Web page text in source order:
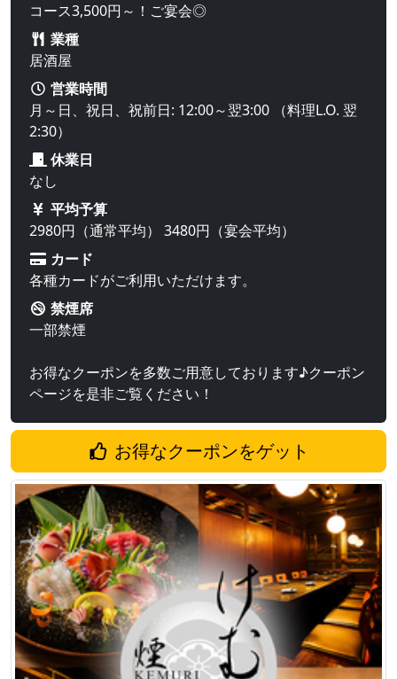
コース3,500円～！ご宴会◎
業種
居酒屋
営業時間
月～日、祝日、祝前日: 12:00～翌3:00 （料理L.O. 翌
2:30）
休業日
なし
平均予算
2980円（通常平均） 3480円（宴会平均）
カード
各種カードがご利用いただけます。
禁煙席
一部禁煙
お得なクーポンを多数ご用意しております♪クーポン
ページを是非ご覧ください！
お得なクーポンをゲット